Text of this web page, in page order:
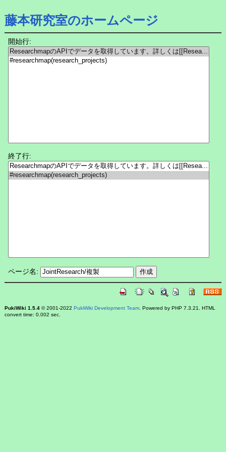
藤本研究室のホームページ
開始行:
終了行:
ページ名:
PukiWiki 1.5.4© 2001-2022 PukiWiki Development Team. Powered by PHP 7.3.21. HTML
convert time: 0.002 sec.